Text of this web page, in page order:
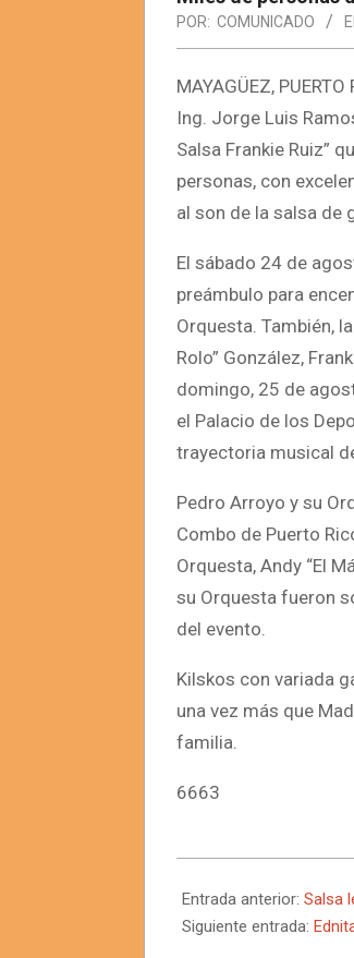
POR: COMUNICADO
MAYAGÜEZ,
Ing. Jorge Luis
Salsa Frankie Ruiz”
personas, con
al son de la salsa de
El sábado 24 de
preámbulo para
Orquesta. También,
Rolo” González,
domingo, 25 de
el Palacio de los
trayectoria musical
Pedro Arroyo y su
Combo de Puerto
Orquesta, Andy “El
su Orquesta fueron
del evento.
Kilskos con variada
una vez más que
familia.
6663
08-
26
Entrada anterior: Salsa
Siguiente entrada: